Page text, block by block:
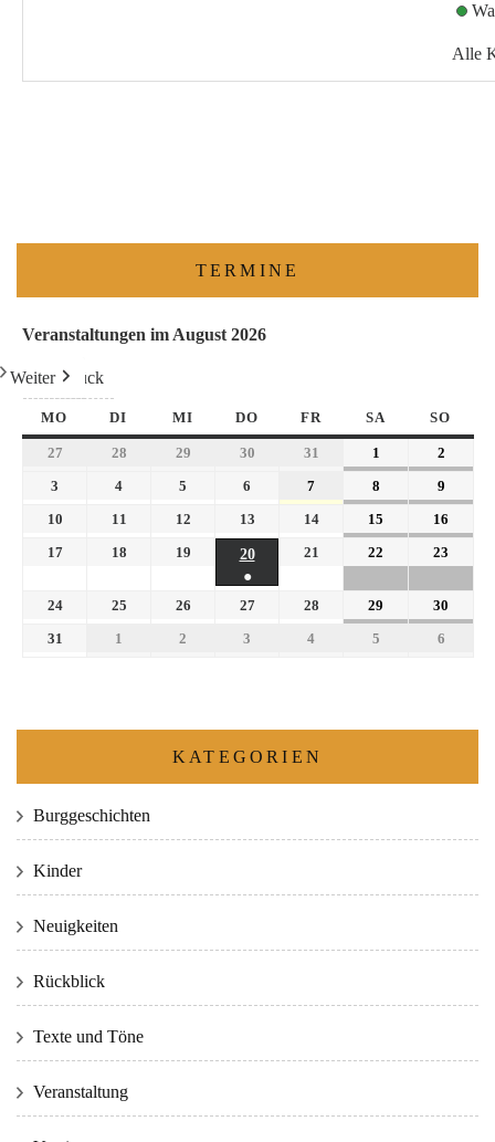
Alle
TERMINE
Veranstaltungen im August 2026
Zurück
Heute
Weiter
MO DI MI DO FR SA SO
27 28 29 30 31 1
2
3
4 5 6 7 8
9
10
11 12 13 14 15
16
17
18 19
20
●
21 22 23
24 25 26 27 28 29
30
31
1 2 3 4 5 6
KATEGORIEN
Burggeschichten
Kinder
Neuigkeiten
Rückblick
Texte und Töne
Veranstaltung